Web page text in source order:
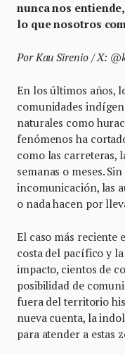
nunca nos
lo que nosotros
Por Kau Sirenio / X:
En los últimos años,
comunidades
naturales como
fenómenos ha
como las carreteras,
semanas o meses.
incomunicación, las
o nada hacen por
El caso más reciente
costa del pacífico y
impacto, cientos de
posibilidad de
fuera del territorio
nueva cuenta, la
para atender a estas